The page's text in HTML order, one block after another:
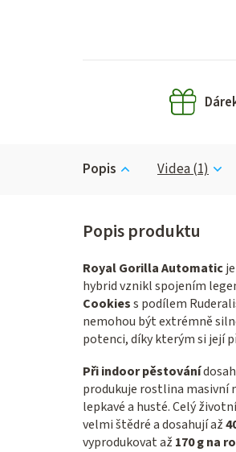
Popis Videa (1)
Royal Gorilla Automatic
hybrid vznikl spojením
Cookiess podílem
nemohou být extrémně
potenci, díky kterým si její
Při indoor pěstování
produkuje rostlina masivní
lepkavé a husté. Celý
velmi štědré a dosahují až
vyprodukovat až 170 g na